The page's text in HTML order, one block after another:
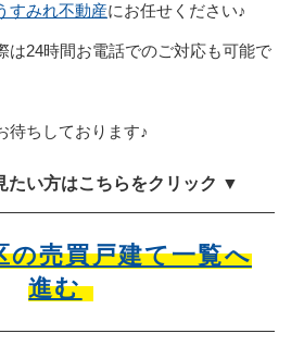
すみれ不動産にお任せください♪
は24時間お電話でのご対応も可能で
待ちしております♪
たい方はこちらをクリック ▼
の売買戸建て一覧へ
進む